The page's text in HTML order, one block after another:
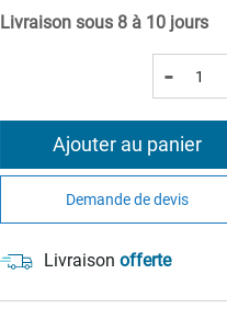
Livraison sous 8 à 10 jours
-
Ajouter au panier
Demande de devis
Livraison offerte